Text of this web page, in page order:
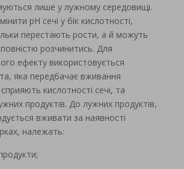
лише у лужному середовищі.
pH сечі у бік кислотності,
перестають рости, а й можуть
розчинитись. Для
ефекту використовується
яка передбачає вживання
кислотності сечі, та
продуктів. До лужних продуктів,
вживати за наявності
належать: